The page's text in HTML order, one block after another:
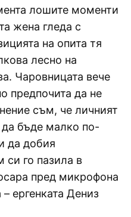
лошите моменти
жена гледа с
на опита тя
лесно на
Чаровницата вече
предпочита да не
съм, че личният
бъде малко по-
да добия
си го пазила в
пред микрофона
ергенката Дениз